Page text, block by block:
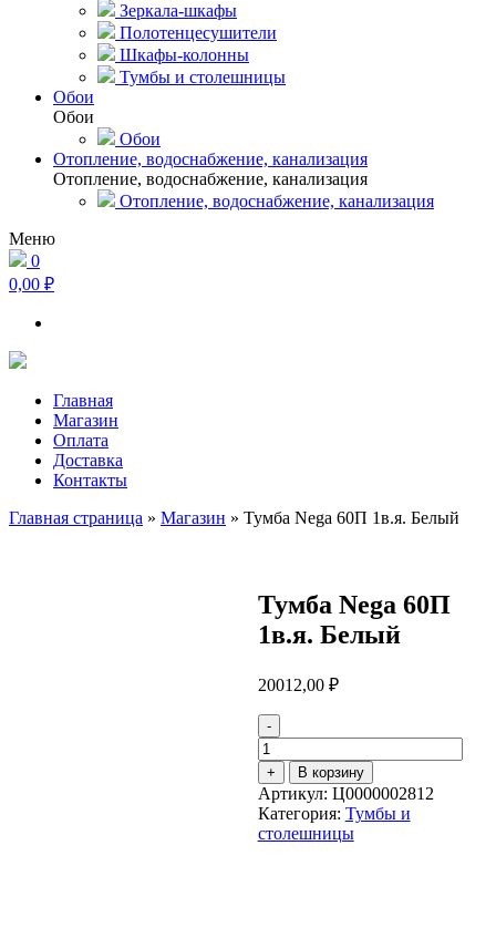
Зеркала-шкафы
Полотенцесушители
Шкафы-колонны
Тумбы и столешницы
Обои
Обои
Обои
Отопление, водоснабжение, канализация
Отопление, водоснабжение, канализация
Отопление, водоснабжение, канализация
Меню
0
0,00 ₽
Главная
Магазин
Оплата
Доставка
Контакты
Главная страница » Магазин » Тумба Nega 60П 1в.я. Белый
Тумба Nega 60П
1в.я. Белый
20012,00 ₽
-
Количество
товара
Тумба
Nega
60П
1в.я.
+ В корзину
Артикул: Ц0000002812
Категория: Тумбы и
столешницы